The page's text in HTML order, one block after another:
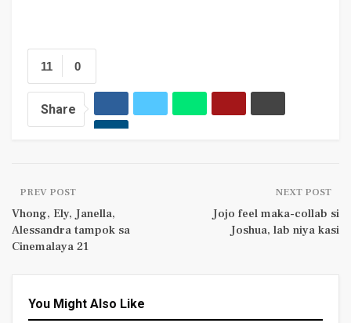
0
11
Share
PREV POST
Vhong, Ely, Janella,
Alessandra tampok sa
Cinemalaya 21
NEXT POST
Jojo feel maka-collab si
Joshua, lab niya kasi
You Might Also Like